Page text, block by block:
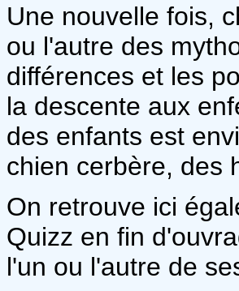
Une nouvelle fois,
ou l'autre des
différences et les
la descente aux
des enfants est
chien cerbère, des
On retrouve ici
Quizz en fin
l'un ou l'autre de